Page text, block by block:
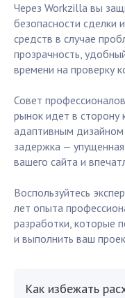
Через Workzilla вы
безопасности сделки
средств в случае
прозрачность,
времени на проверку
Совет
рынок идет в сторону
адаптивным
задержка —
вашего сайта и
Воспользуйтесь
лет опыта
разработки, которые
и выполнить ваш
Как избежать